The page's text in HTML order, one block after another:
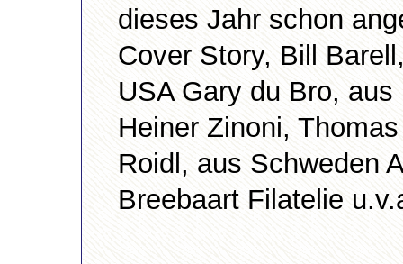
dieses Jahr schon
Cover Story, Bill
USA Gary du Bro,
Heiner Zinoni,
Roidl, aus Schweden
Breebaart Filatelie